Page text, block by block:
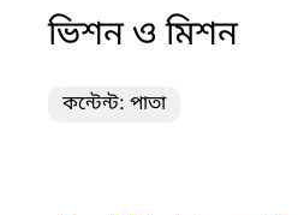
ভিশন ও মিশন
কন্টেন্ট: পাতা